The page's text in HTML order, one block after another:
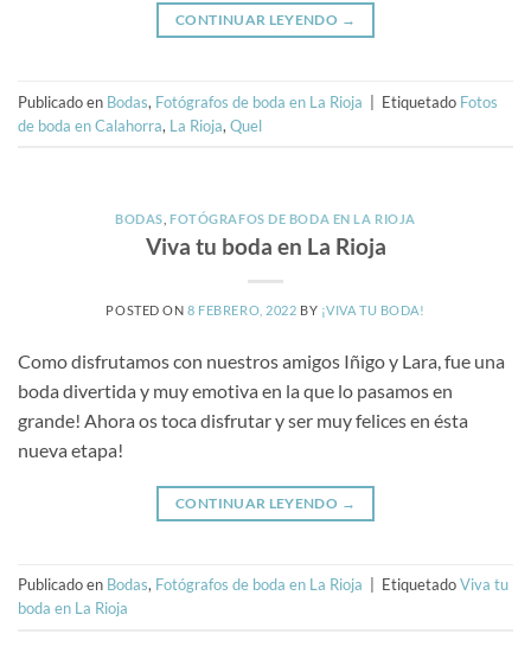
CONTINUAR LEYENDO →
Publicado en Bodas, Fotógrafos de boda en La Rioja Etiquetado Fotos
de boda en Calahorra, La Rioja, Quel
BODAS ,FOTÓGRAFOS DE BODA EN LA RIOJA
Viva tu boda en La Rioja
POSTED ON8 FEBRERO, 2022 BY ¡VIVA TU BODA!
Como disfrutamos con nuestros amigos Iñigo y Lara, fue una
boda divertida y muy emotiva en la que lo pasamos en
grande! Ahora os toca disfrutar y ser muy felices en ésta
nueva etapa!
CONTINUAR LEYENDO →
Publicado en Bodas, Fotógrafos de boda en La Rioja EtiquetadoViva tu
boda en La Rioja